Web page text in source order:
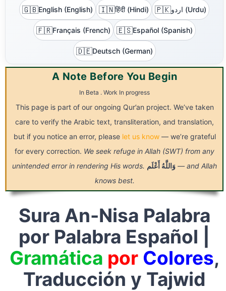
🇬🇧English (English) 🇮🇳हिंदी (Hindi) 🇵🇰 اردو (Urdu)
🇫🇷Français (French) 🇪🇸Español (Spanish)
🇩🇪Deutsch (German)
A Note Before You Begin
In Beta . Work In progress
This page is part of our ongoing Qur’an project. We’ve taken
care to verify the Arabic text, transliteration, and translation,
but if you notice an error, please let us know— we’re grateful
for every correction. We seek refuge in Allah (SWT) from any
unintended error in rendering His words.
وَاللَّهُ أَعْلَم
— and Allah
knows best.
Sura An-Nisa Palabra
por Palabra Español |
Gramática por Colores,
Traducción y Tajwid